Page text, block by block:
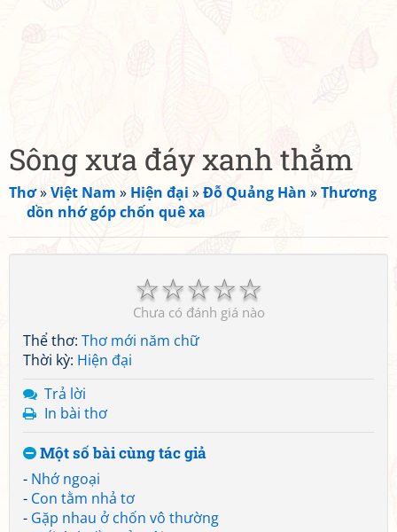
Sông xưa đáy xanh thẳm
Thơ»Việt Nam » Hiện đại »Đỗ Quảng Hàn »Thương
dồn nhớ góp chốn quê xa
☆
☆
☆
☆
☆
Chưa có đánh giá nào
Thể thơ: Thơ mới năm chữ
Thời kỳ: Hiện đại
Trả lời
In bài thơ
Một số bài cùng tác giả
- Nhớ ngoại
- Con tằm nhả tơ
- Gặp nhau ở chốn vô thường